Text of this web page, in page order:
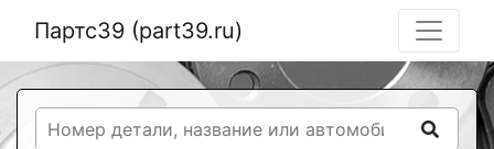
Партс39 (part39.ru)